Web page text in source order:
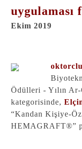
uygulaması
Ekim 2019
Ödülleri - Yılın
kategorisinde,
“Kandan Kişiye-
HEMAGRAFT®”